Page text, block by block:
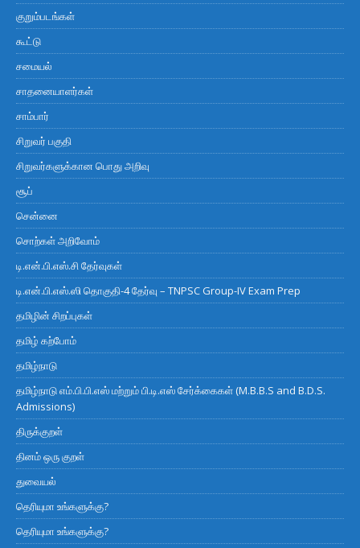
குறும்படங்கள்
கூட்டு
சமையல்
சாதனையாளர்கள்
சாம்பார்
சிறுவர் பகுதி
சிறுவர்களுக்கான பொது அறிவு
சூப்
சென்னை
சொற்கள் அறிவோம்
டி.என்.பி.எஸ்.சி தேர்வுகள்
டி.என்.பி.எஸ்.ஸி தொகுதி-4 தேர்வு – TNPSC Group-IV Exam Prep
தமிழின் சிறப்புகள்
தமிழ் கற்போம்
தமிழ்நாடு
தமிழ்நாடு எம்.பி.பி.எஸ் மற்றும் பி.டி.எஸ் சேர்க்கைகள் (M.B.B.S and B.D.S.
Admissions)
திருக்குறள்
தினம் ஒரு குறள்
துவையல்
தெரியுமா உங்களுக்கு?
தெரியுமா உங்களுக்கு?